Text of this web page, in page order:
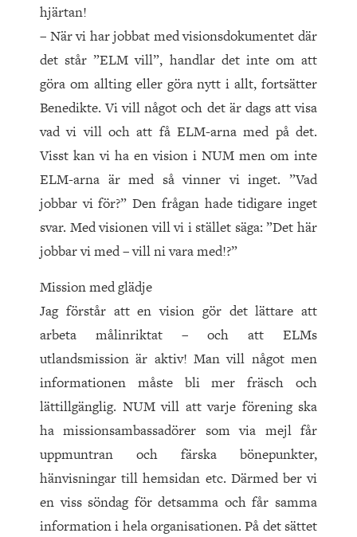
hjärtan!
– När vi har jobbat med visionsdokumentet där
det står ”ELM vill”, handlar det inte om att
göra om allting eller göra nytt i allt, fortsätter
Benedikte. Vi vill något och det är dags att visa
vad vi vill och att få ELM-arna med på det.
Visst kan vi ha en vision i NUM men om inte
ELM-arna är med så vinner vi inget. ”Vad
jobbar vi för?” Den frågan hade tidigare inget
svar. Med visionen vill vi i stället säga: ”Det här
jobbar vi med – vill ni vara med!?”
Mission med glädje
Jag förstår att en vision gör det lättare att
arbeta målinriktat – och att ELMs
utlandsmission är aktiv! Man vill något men
informationen måste bli mer fräsch och
lättillgänglig. NUM vill att varje förening ska
ha missionsambassadörer som via mejl får
uppmuntran och färska bönepunkter,
hänvisningar till hemsidan etc. Därmed ber vi
en viss söndag för detsamma och får samma
information i hela organisationen. På det sättet